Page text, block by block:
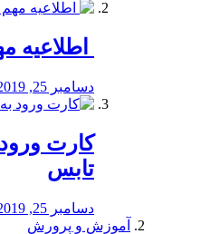
اطلاعیه
دسامبر 25, 2019
کارت
تابس
دسامبر 25, 2019
آموزش و پرورش